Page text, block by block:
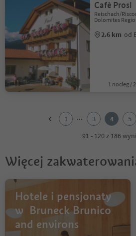
Cafè Prosl
Reischach/
Dolomites
2.6 km od
1 nocleg /
6
7
1 ... 3 4 5
91 - 120 z 186
Więcej
Hotele i pensjonaty
w Bruneck Brunico
and environs